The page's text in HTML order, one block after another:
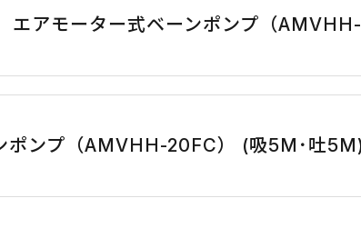
エアモーター式ベーンポンプ（
ポンプ（AMVHH-20FC） (吸5M･吐